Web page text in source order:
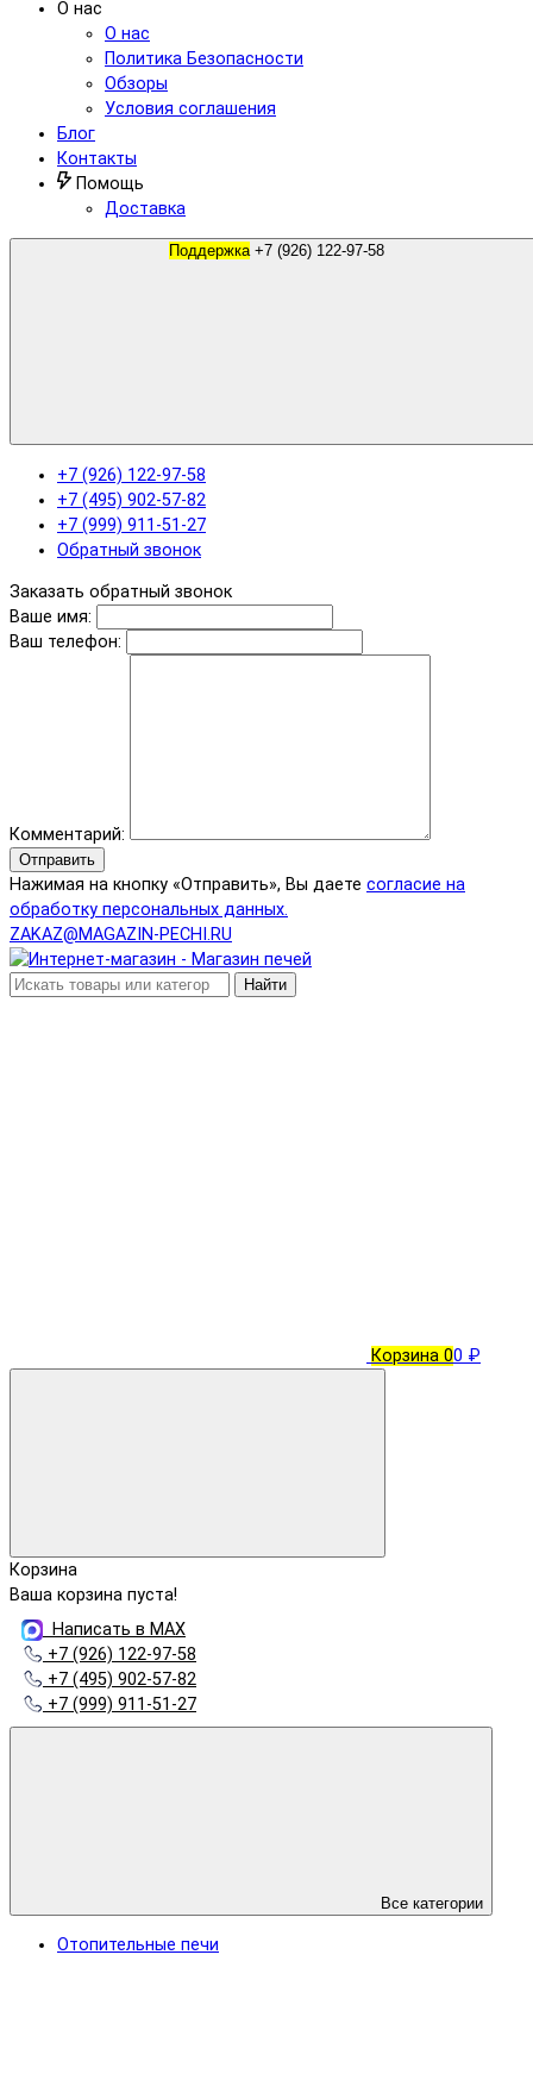
О нас
О нас
Политика Безопасности
Обзоры
Условия соглашения
Блог
Контакты
Помощь
Доставка
Поддержка +7 (926) 122-97-58
+7 (926) 122-97-58
+7 (495) 902-57-82
+7 (999) 911-51-27
Обратный звонок
Заказать обратный звонок
Ваше имя:
Ваш телефон:
Комментарий:
Отправить
Нажимая на кнопку «Отправить», Вы даете согласие на
обработку персональных данных.
ZAKAZ@MAGAZIN-PECHI.RU
Найти
Корзина 00 ₽
Корзина
Ваша корзина пуста!
Написать в MAX
+7 (926) 122-97-58
+7 (495) 902-57-82
+7 (999) 911-51-27
Все категории
Отопительные печи